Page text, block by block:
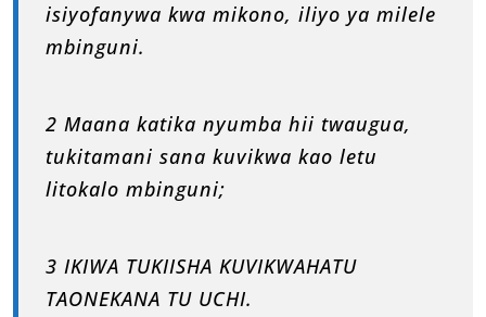
isiyofanywa kwa mikono, iliyo ya milele
mbinguni.
2 Maana katika nyumba hii twaugua,
tukitamani sana kuvikwa kao letu
litokalo mbinguni;
3 IKIWA TUKIISHA KUVIKWAHATU
TAONEKANA TU UCHI.